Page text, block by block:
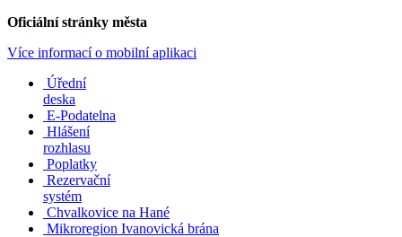
Oficiální stránky města
Více informací o mobilní aplikaci
Úřední
deska
E-Podatelna
Hlášení
rozhlasu
Poplatky
Rezervační
systém
Chvalkovice na Hané
Mikroregion Ivanovická brána